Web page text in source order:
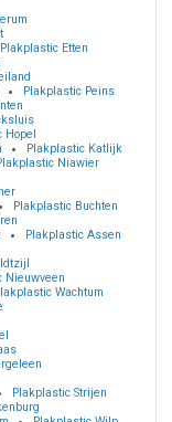
Plakplastic Etten
Plakplastic Peins
Hopel
Plakplastic Katlijk
Niawier
Plakplastic Buchten
Plakplastic Assen
Nieuwveen
Wachtum
Plakplastic Strijen